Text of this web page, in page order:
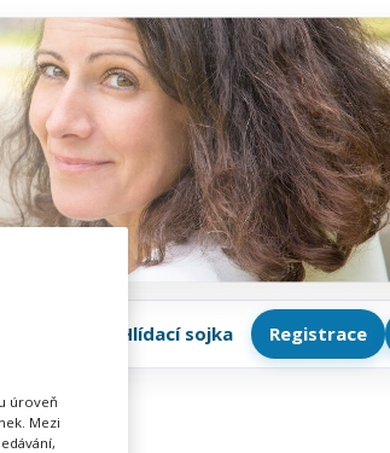
Hlídací sojka Registrace
úroveň
Mezi